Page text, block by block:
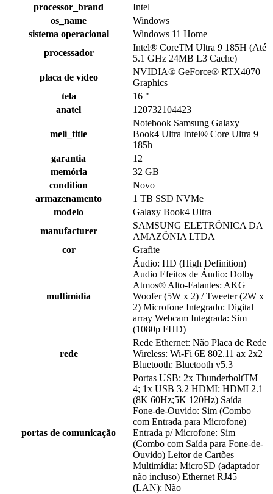
processor_brand
Intel
os_name
Windows
sistema operacional
Windows 11 Home
processador
Intel® CoreTM Ultra 9 185H (Até
5.1 GHz 24MB L3 Cache)
placa de vídeo
NVIDIA® GeForce® RTX4070
Graphics
tela
16 "
anatel
120732104423
meli_title
Notebook Samsung Galaxy
Book4 Ultra Intel® Core Ultra 9
185h
garantia
12
memória
32 GB
condition
Novo
armazenamento
1 TB SSD NVMe
modelo
Galaxy Book4 Ultra
manufacturer
SAMSUNG ELETRÔNICA DA
AMAZÔNIA LTDA
cor
Grafite
multimídia
Áudio: HD (High Definition)
Audio Efeitos de Áudio: Dolby
Atmos® Alto-Falantes: AKG
Woofer (5W x 2) / Tweeter (2W x
2) Microfone Integrado: Digital
array Webcam Integrada: Sim
(1080p FHD)
rede
Rede Ethernet: Não Placa de Rede
Wireless: Wi-Fi 6E 802.11 ax 2x2
Bluetooth: Bluetooth v5.3
portas de comunicação
Portas USB: 2x ThunderboltTM
4; 1x USB 3.2 HDMI: HDMI 2.1
(8K 60Hz;5K 120Hz) Saída
Fone-de-Ouvido: Sim (Combo
com Entrada para Microfone)
Entrada p/ Microfone: Sim
(Combo com Saída para Fone-de-
Ouvido) Leitor de Cartões
Multimídia: MicroSD (adaptador
não incluso) Ethernet RJ45
(LAN): Não